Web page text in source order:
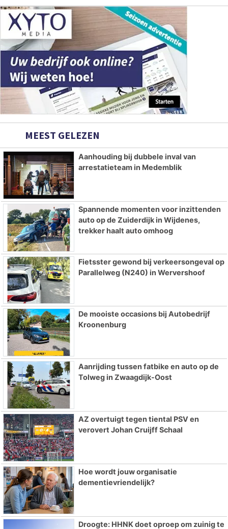
MEEST GELEZEN
Aanhouding bij dubbele inval van
arrestatieteam in Medemblik
Spannende momenten voor inzittenden
auto op de Zuiderdijk in Wijdenes,
trekker haalt auto omhoog
Fietsster gewond bij verkeersongeval op
Parallelweg (N240) in Wervershoof
De mooiste occasions bij Autobedrijf
Kroonenburg
Aanrijding tussen fatbike en auto op de
Tolweg in Zwaagdijk-Oost
AZ overtuigt tegen tiental PSV en
verovert Johan Cruijff Schaal
Hoe wordt jouw organisatie
dementievriendelijk?
Droogte: HHNK doet oproep om zuinig te